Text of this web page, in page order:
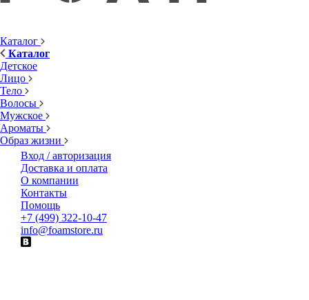
Каталог
Каталог
Детское
Лицо
Тело
Волосы
Мужское
Ароматы
Образ жизни
Вход / авторизация
Доставка и оплата
О компании
Контакты
Помощь
+7 (499) 322-10-47
info@foamstore.ru